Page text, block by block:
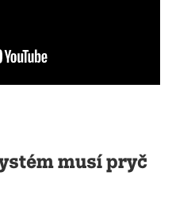
musí pryč